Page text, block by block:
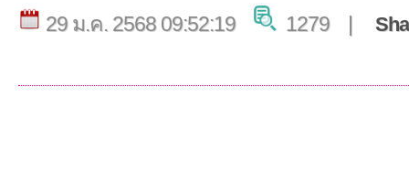
29 ม.ค. 2568 09:52:19 1279 |